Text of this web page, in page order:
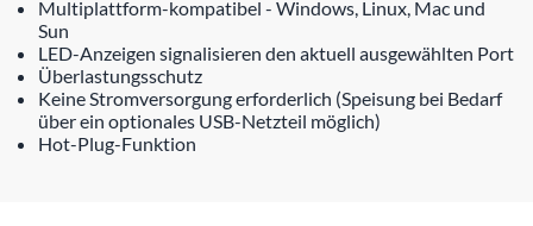
Multiplattform-kompatibel - Windows, Linux, Mac und
Sun
LED-Anzeigen signalisieren den aktuell ausgewählten Port
Überlastungsschutz
Keine Stromversorgung erforderlich (Speisung bei Bedarf
über ein optionales USB-Netzteil möglich)
Hot-Plug-Funktion